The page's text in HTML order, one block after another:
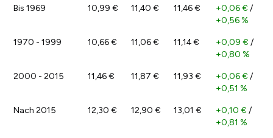
Bis 1969 10,99 € 11,40 € 11,46 € +0,06 € /
+0,56 %
1970 - 1999 10,66 € 11,06 € 11,14 € +0,09 € /
+0,80 %
2000 - 2015 11,46 € 11,87 € 11,93 € +0,06 € /
+0,51 %
Nach 2015 12,30 € 12,90 € 13,01 € +0,10 € /
+0,81 %